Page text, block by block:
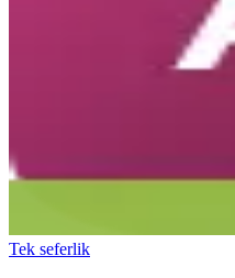
Tek seferlik